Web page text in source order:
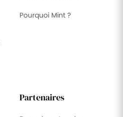
Pourquoi Mint ?
Partenaires